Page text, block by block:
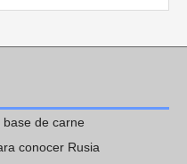
de carne
conocer Rusia